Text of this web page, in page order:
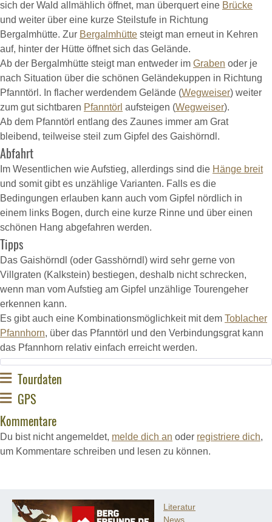
sich der Wald allmählich öffnet, man überquert eine Brücke
und weiter über eine kurze Steilstufe in Richtung
Bergalmhütte. Zur Bergalmhütte steigt man erneut in Kehren
auf, hinter der Hütte öffnet sich das Gelände.
Ab der Bergalmhütte steigt man entweder im Graben oder je
nach Situation über die schönen Geländekuppen in Richtung
Pfanntörl. In flacher werdendem Gelände (Wegweiser) weiter
zum gut sichtbaren Pfanntörl aufsteigen (Wegweiser).
Ab dem Pfanntörl entlang des Zaunes immer am Grat
bleibend, teilweise steil zum Gipfel des Gaishörndl.
Abfahrt
Im Wesentlichen wie Aufstieg, allerdings sind die Hänge breit
und somit gibt es unzählige Varianten. Falls es die
Bedingungen erlauben kann auch vom Gipfel nördlich in
einem links Bogen, durch eine kurze Rinne und über einen
schönen Hang abgefahren werden.
Tipps
Das Gaishörndl (oder Gasshörndl) wird sehr gerne von
Villgraten (Kalkstein) bestiegen, deshalb nicht schrecken,
wenn man vom Aufstieg am Gipfel unzählige Tourengeher
erkennen kann.
Es gibt auch eine Kombinationsmöglichkeit mit dem Toblacher
Pfannhorn, über das Pfanntörl und den Verbindungsgrat kann
das Pfannhorn relativ einfach erreicht werden.
Tourdaten
GPS
Kommentare
Du bist nicht angemeldet, melde dich an oder registriere dich,
um Kommentare schreiben und lesen zu können.
Literatur
News